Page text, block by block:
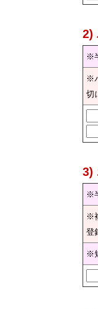
2)
※
※
切
3)
※
※
登
※